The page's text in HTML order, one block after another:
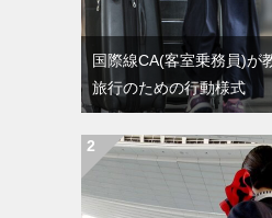
国際線CA(客室乗務員)が
旅行のための行動様式